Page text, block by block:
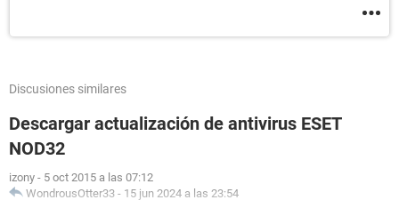
Discusiones similares
Descargar actualización de antivirus ESET
NOD32
izony - 5 oct 2015 a las 07:12
WondrousOtter33 - 15 jun 2024 a las 23:54